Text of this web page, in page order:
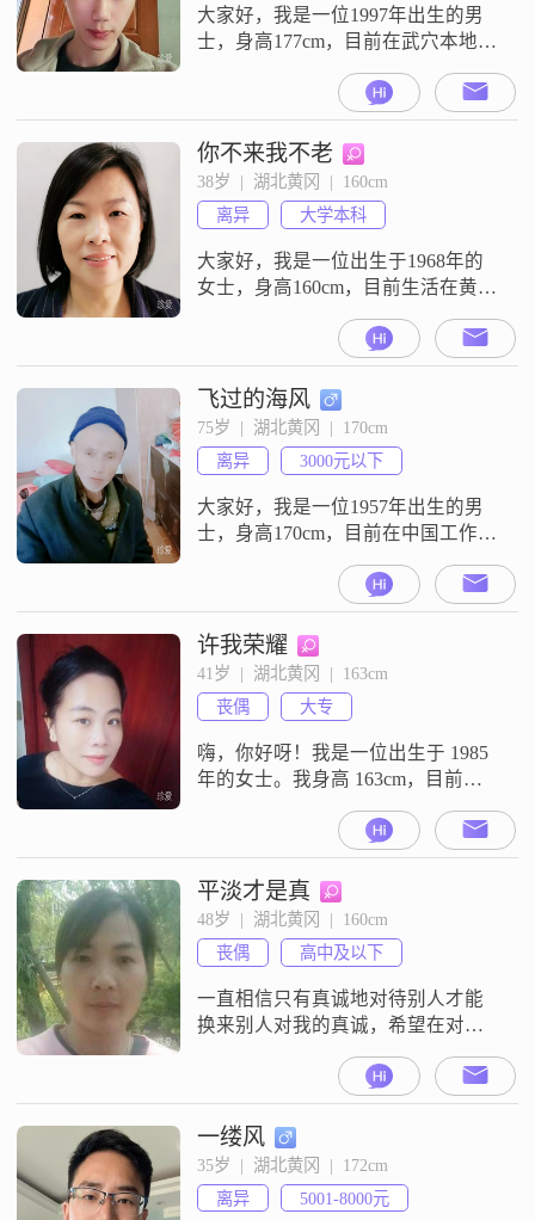
我一样对人对事认真，诚实可信，
能互相多交流
大家好，我是一位1997年出生的男
士，身高177cm，目前在武穴本地国
企工作，月收入在5001到8000元之
间，学历是大专##3002##我性格随
和，容易相处，喜欢电子游戏，也
享受宠物陪伴的时光##3002##我认
为感情中最重要的是双向奔赴和信
任至上，我愿意耐心包容对方，保
持情绪稳定##3002##我相信，只有
双方都愿
你不来我不老
38岁  |  湖北黄冈  |  160cm
离异
大学本科
大家好，我是一位出生于1968年的
女士，身高160cm，目前生活在黄
在6000到8000元之间。我性格温柔
体贴，独立自信，喜欢享受当下的
每一刻。在生活中，我富有同理
心，总是能够理解和关心他人的感
受。我对待生活乐观积极，善于解
人意，追求简单而真实的幸福。与
人相处时，我随和易相处，不会给
人带来
飞过的海风
75岁  |  湖北黄冈  |  170cm
离异
3000元以下
大家好，我是一位1957年出生的男
士，身高170cm，目前在中国工作
在3000元以下##3002##我性格稳重
可靠，成熟稳重，对待生活和工作
都非常认真负责##3002##在生活
中，我勤俭节约，注重实际，不会
过分追求物质享受##3002##我认为
自己是一个比较传统的人，重视家
庭和亲情
许我荣耀
41岁  |  湖北黄冈  |  163cm
丧偶
大专
嗨，你好呀！我是一位出生于 1985
年的女士。我身高 163cm，目前生
作中还算稳定，每个月的收入大概
在 5001 - 8000 元之间。我觉得自己
是个挺善解人意的人，能理解和感
受别人的情绪。性格开朗爱笑，总
是能给身边的人带来快乐。我随和
易相处，不会太计较一些小事。同
时，我也比较细腻敏感
平淡才是真
48岁  |  湖北黄冈  |  160cm
丧偶
高中及以下
一直相信只有真诚地对待别人才能
换来别人对我的真诚，希望在对的
一缕风
35岁  |  湖北黄冈  |  172cm
离异
5001-8000元